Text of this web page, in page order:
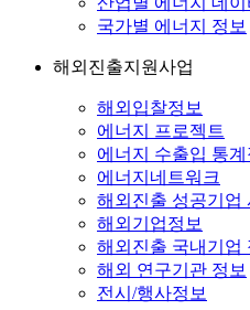
국가별 에너지 정보
해외진출지원사업
해외입찰정보
에너지 프로젝트
에너지 수출입 통계
에너지네트워크
해외진출 성공기업
해외기업정보
해외진출 국내기업
해외 연구기관 정보
전시/행사정보